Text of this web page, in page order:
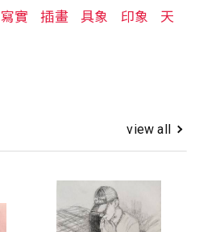
寫實 插畫 具象 印象
天
view all